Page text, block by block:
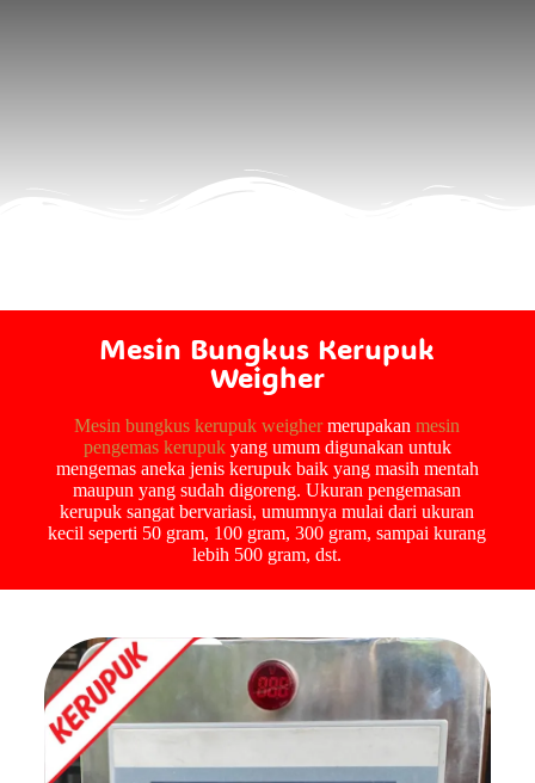
Mesin Bungkus Kerupuk
Weigher
Mesin bungkus kerupuk weighermerupakanmesin
pengemas kerupukyang umum digunakan untuk
mengemas aneka jenis kerupuk baik yang masih mentah
maupun yang sudah digoreng. Ukuran pengemasan
kerupuk sangat bervariasi, umumnya mulai dari ukuran
kecil seperti 50 gram, 100 gram, 300 gram, sampai kurang
lebih 500 gram, dst.